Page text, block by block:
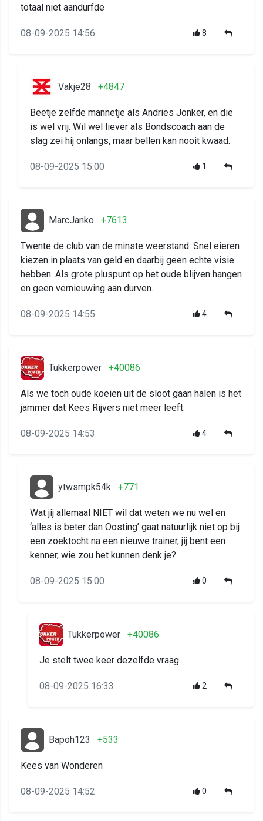
totaal niet aandurfde
08-09-2025 14:56 8
Vakje28 +4847
Beetje zelfde mannetje als Andries Jonker, en die
is wel vrij. Wil wel liever als Bondscoach aan de
slag zei hij onlangs, maar bellen kan nooit kwaad.
08-09-2025 15:00 1
MarcJanko +7613
Twente de club van de minste weerstand. Snel eieren
kiezen in plaats van geld en daarbij geen echte visie
hebben. Als grote pluspunt op het oude blijven hangen
en geen vernieuwing aan durven.
08-09-2025 14:55 4
Tukkerpower +40086
Als we toch oude koeien uit de sloot gaan halen is het
jammer dat Kees Rijvers niet meer leeft.
08-09-2025 14:53 4
ytwsmpk54k +771
Wat jij allemaal NIET wil dat weten we nu wel en
‘alles is beter dan Oosting’ gaat natuurlijk niet op bij
een zoektocht na een nieuwe trainer, jij bent een
kenner, wie zou het kunnen denk je?
08-09-2025 15:00 0
Tukkerpower +40086
Je stelt twee keer dezelfde vraag
08-09-2025 16:33 2
Bapoh123 +533
Kees van Wonderen
08-09-2025 14:52 0